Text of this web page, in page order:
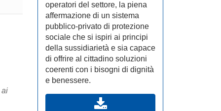
ai
operatori del settore, la piena
affermazione di un sistema
pubblico-privato di protezione
sociale che si ispiri ai principi
della sussidiarietà e sia capace
di offrire al cittadino soluzioni
coerenti con i bisogni di dignità
e benessere.